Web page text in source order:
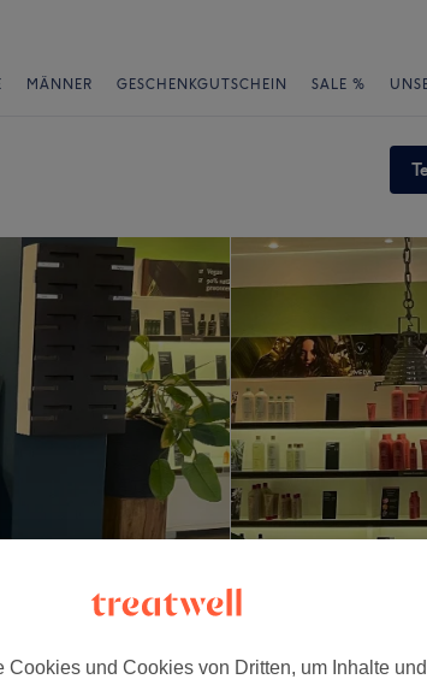
MÄNNER GESCHENKGUTSCHEIN SALE %
Cookies und Cookies von Dritten, um Inhalte